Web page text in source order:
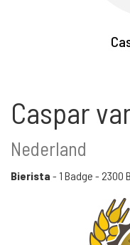
Caspar
Nederland
Bierista - 1 Badge - 2300